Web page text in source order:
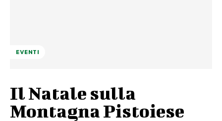
EVENTI
Il Natale sulla
Montagna Pistoiese